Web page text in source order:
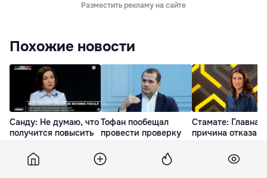
Разместить рекламу на сайте
Похожие новости
Санду: Не думаю, что
получится повысить
сентября
2 часа назад
Тофан пообещал
провести проверку
Молдове
представителя
Стамате: Главная
причина отказа
электроэнергию
недоверие к